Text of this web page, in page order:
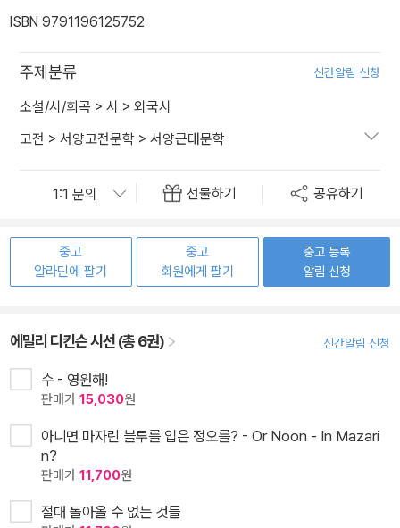
ISBN 9791196125752
주제분류 신간알림 신청
소설/시/희곡 > 시 > 외국시
고전 > 서양고전문학 > 서양근대문학
선물하기 공유하기
중고
알라딘에 팔기
중고
회원에게 팔기
중고 등록
알림 신청
에밀리 디킨슨 시선 (총 6권) 신간알림 신청
수 - 영원해!
판매가 15,030원
아니면 마자린 블루를 입은 정오를? - Or Noon - In Mazari
n?
판매가 11,700원
절대 돌아올 수 없는 것들